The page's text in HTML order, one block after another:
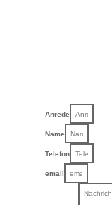
Anrede
Name
Telefon
email